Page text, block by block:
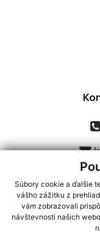
Súbory cookie a ďalšie
vášho zážitku z
vám zobrazovali
návštevnosti našich
využite možnosť
CMS systém (redakčný)